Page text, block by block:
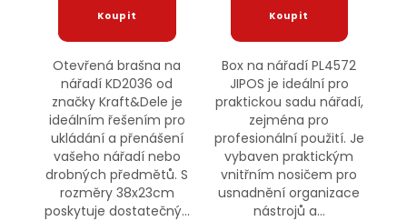
Otevřená brašna na
nářadí KD2036 od
značky Kraft&Dele je
ideálním řešením pro
ukládání a přenášení
vašeho nářadí nebo
drobných předmětů. S
rozměry 38x23cm
poskytuje dostatečný...
Box na nářadí PL4572
JIPOS je ideální pro
praktickou sadu nářadí,
zejména pro
profesionální použití. Je
vybaven praktickým
vnitřním nosičem pro
usnadnění organizace
nástrojů a...